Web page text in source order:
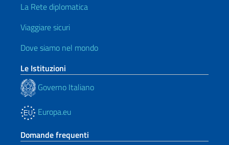
La Rete diplomatica
Viaggiare sicuri
Dove siamo nel mondo
Le Istituzioni
Governo Italiano
Europa.eu
Domande frequenti